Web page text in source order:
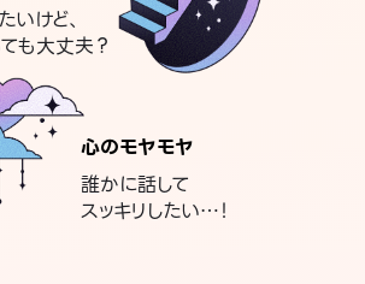
いけど、
も大丈夫？
心のモヤモヤ
誰かに話して
スッキリしたい…！